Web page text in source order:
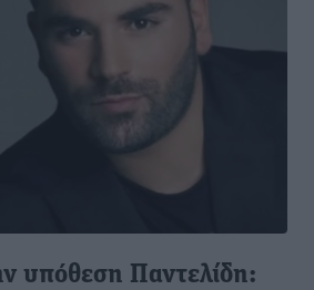
υπόθεση Παντελίδη: